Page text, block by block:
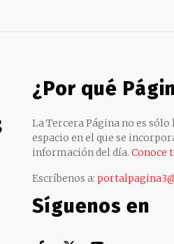
¿Por qué
La Tercera Página no es
espacio en el que se
información del día. Conoce
Escríbenos a:
Síguenos en